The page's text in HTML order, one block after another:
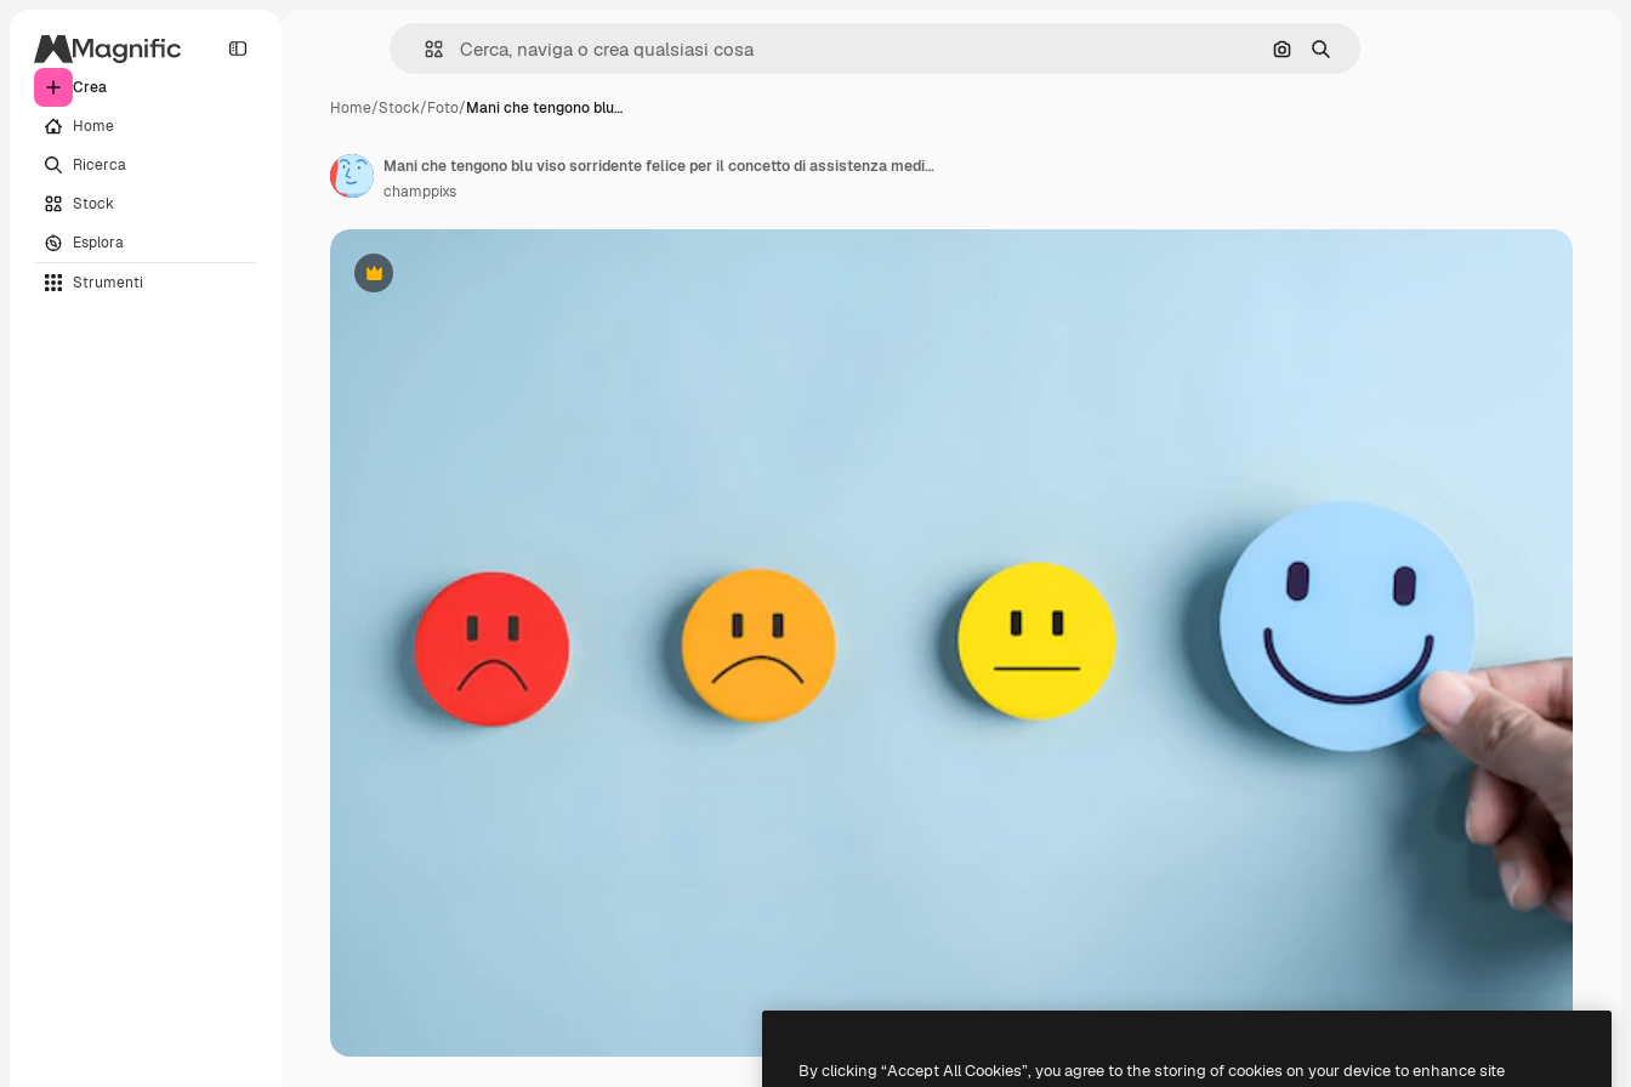
Crea
Home
Ricerca
Stock
Esplora
Strumenti
Cerca per immagine
Ricerca
Home/Stock/Foto/Mani che tengono blu…
Premium
Mani che tengono blu viso sorridente felice per il concetto di assistenza medica salute mentale pensiero positivo
champpixs
By clicking “Accept All Cookies”, you agree to the storing of cookies on your device to enhance site